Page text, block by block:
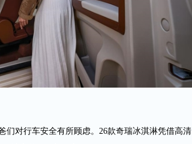
们对行车安全有所顾虑。26款奇瑞冰淇淋凭借高清